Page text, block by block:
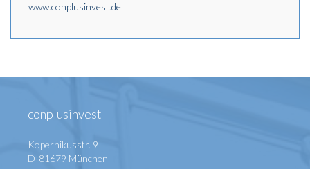
www.conplusinvest.de
conplusinvest
Kopernikusstr. 9
D-81679 München